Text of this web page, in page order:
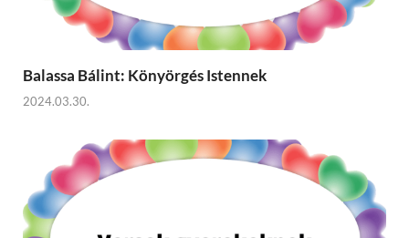
Balassa Bálint: Könyörgés Istennek
2024.03.30.